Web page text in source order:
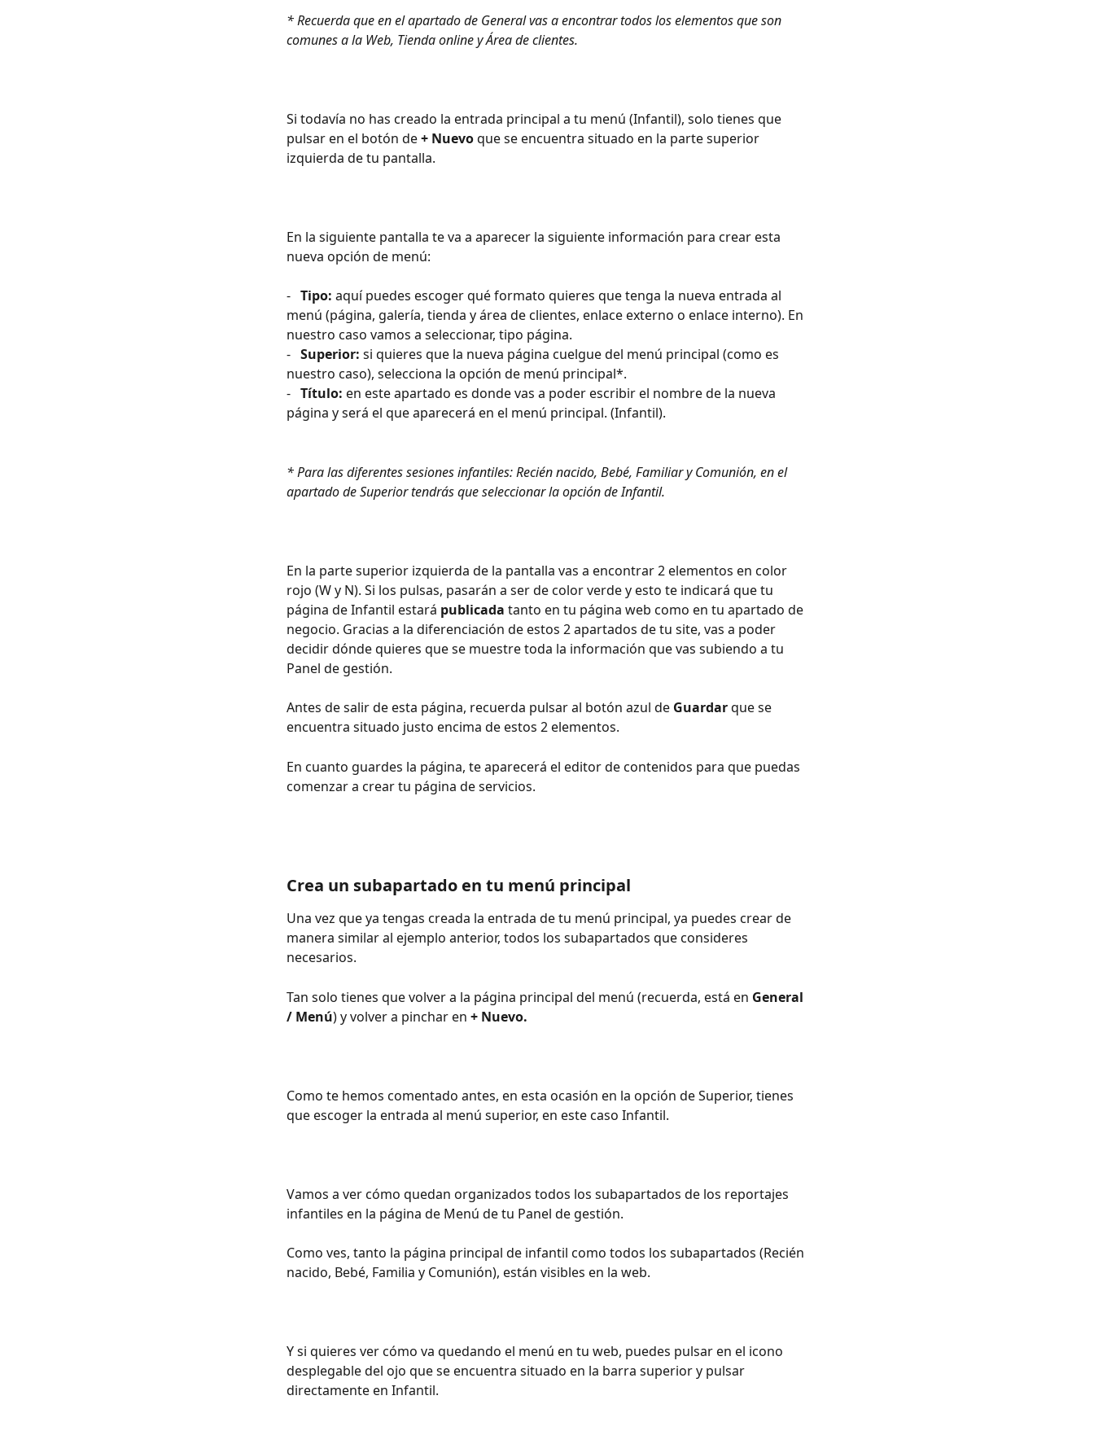
* Recuerda que en el apartado de General vas a encontrar todos los elementos que son
comunes a la Web, Tienda online y Área de clientes.
Si todavía no has creado la entrada principal a tu menú (Infantil), solo tienes que
pulsar en el botón de + Nuevo que se encuentra situado en la parte superior
izquierda de tu pantalla.
En la siguiente pantalla te va a aparecer la siguiente información para crear esta
nueva opción de menú:
- Tipo: aquí puedes escoger qué formato quieres que tenga la nueva entrada al
menú (página, galería, tienda y área de clientes, enlace externo o enlace interno). En
nuestro caso vamos a seleccionar, tipo página.
- Superior: si quieres que la nueva página cuelgue del menú principal (como es
nuestro caso), selecciona la opción de menú principal*.
- Título: en este apartado es donde vas a poder escribir el nombre de la nueva
página y será el que aparecerá en el menú principal. (Infantil).
* Para las diferentes sesiones infantiles: Recién nacido, Bebé, Familiar y Comunión, en el
apartado de Superior tendrás que seleccionar la opción de Infantil.
En la parte superior izquierda de la pantalla vas a encontrar 2 elementos en color
rojo (W y N). Si los pulsas, pasarán a ser de color verde y esto te indicará que tu
página de Infantil estará publicada tanto en tu página web como en tu apartado de
negocio. Gracias a la diferenciación de estos 2 apartados de tu site, vas a poder
decidir dónde quieres que se muestre toda la información que vas subiendo a tu
Panel de gestión.
Antes de salir de esta página, recuerda pulsar al botón azul de Guardar que se
encuentra situado justo encima de estos 2 elementos.
En cuanto guardes la página, te aparecerá el editor de contenidos para que puedas
comenzar a crear tu página de servicios.
Crea un subapartado en tu menú principal
Una vez que ya tengas creada la entrada de tu menú principal, ya puedes crear de
manera similar al ejemplo anterior, todos los subapartados que consideres
necesarios.
Tan solo tienes que volver a la página principal del menú (recuerda, está en General
/ Menú) y volver a pinchar en + Nuevo.
Como te hemos comentado antes, en esta ocasión en la opción de Superior, tienes
que escoger la entrada al menú superior, en este caso Infantil.
Vamos a ver cómo quedan organizados todos los subapartados de los reportajes
infantiles en la página de Menú de tu Panel de gestión.
Como ves, tanto la página principal de infantil como todos los subapartados (Recién
nacido, Bebé, Familia y Comunión), están visibles en la web.
Y si quieres ver cómo va quedando el menú en tu web, puedes pulsar en el icono
desplegable del ojo que se encuentra situado en la barra superior y pulsar
directamente en Infantil.